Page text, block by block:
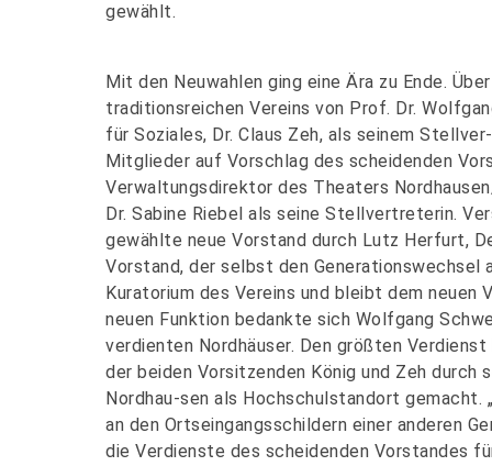
gewählt.
Mit den Neuwahlen ging eine Ära zu Ende.
traditionsreichen Vereins von Prof. Dr.
für Soziales, Dr. Claus Zeh, als seinem
Mitglieder auf Vorschlag des scheidenden
Verwaltungsdirektor des Theaters
Dr. Sabine Riebel als seine Stellvertreterin.
gewählte neue Vorstand durch Lutz Herfurt,
Vorstand, der selbst den
Kuratorium des Vereins und bleibt dem
neuen Funktion bedankte sich Wolfgang
verdienten Nordhäuser. Den größten
der beiden Vorsitzenden König und Zeh durch
Nordhau-sen als Hochschulstandort
an den Ortseingangsschildern einer anderen
die Verdienste des scheidenden Vorstandes